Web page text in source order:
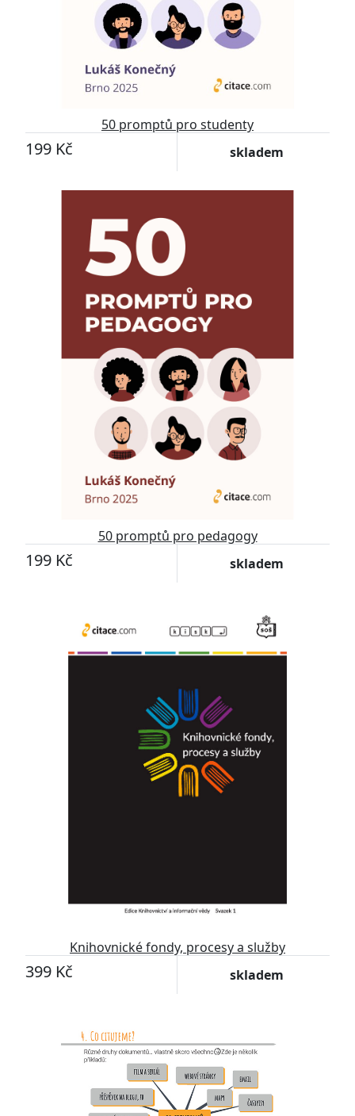
50 promptů pro studenty
199 Kč skladem
50 promptů pro pedagogy
199 Kč skladem
Knihovnické fondy, procesy a služby
399 Kč skladem